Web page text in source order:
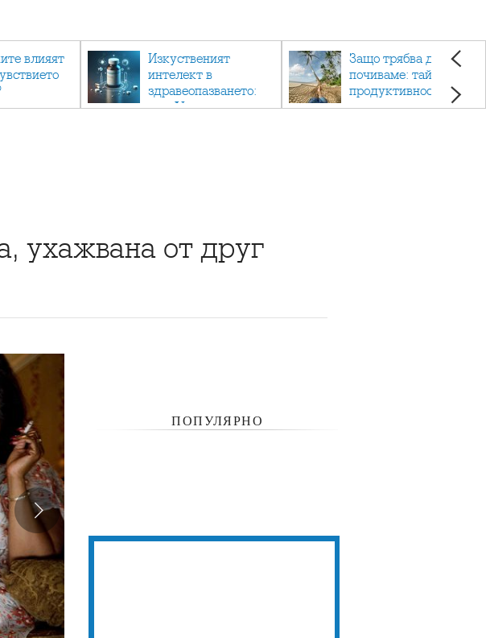
влияят
Изкуственият
интелект в
здравеопазването:
как AI променя
Защо трябва да си
почиваме: тайната на
продуктивността,
здравето и добрия
ухажвана от друг
ПОПУЛЯРНО